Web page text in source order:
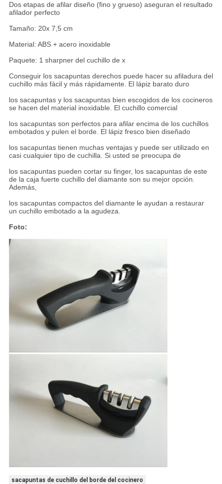
Dos etapas de afilar diseño (fino y grueso) aseguran el resultado
afilador perfecto
Tamaño: 20x 7,5 cm
Material: ABS + acero inoxidable
Paquete: 1 sharpner del cuchillo de x
Conseguir los sacapuntas derechos puede hacer su afiladura del
cuchillo más fácil y más rápidamente. El lápiz barato duro
los sacapuntas y los sacapuntas bien escogidos de los cocineros
se hacen del material inoxidable. El cuchillo comercial
los sacapuntas son perfectos para afilar encima de los cuchillos
embotados y pulen el borde. El lápiz fresco bien diseñado
los sacapuntas tienen muchas ventajas y puede ser utilizado en
casi cualquier tipo de cuchilla. Si usted se preocupa de
los sacapuntas pueden cortar su finger, los sacapuntas de este
de la caja fuerte cuchillo del diamante son su mejor opción.
Además,
los sacapuntas compactos del diamante le ayudan a restaurar
un cuchillo embotado a la agudeza.
Foto:
sacapuntas de cuchillo del borde del cocinero